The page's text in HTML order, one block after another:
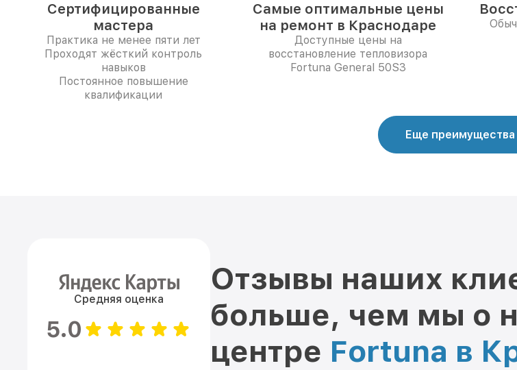
Сертифицированные
мастера
Практика не менее пяти лет
Проходят жёсткий контроль
навыков
Постоянное повышение
квалификации
Самые оптимальные цены
на ремонт в Краснодаре
Доступные цены на
восстановление тепловизора
Fortuna General 50S3
Еще преимущества
Средняя оценка
5.0
Отзывы наших
больше, чем мы о
центре Fortuna в